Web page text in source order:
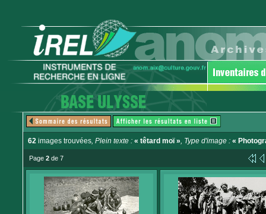
62 images trouvées, Plein texte : « têtard moï », Type d'image : «
Page 2 de 7